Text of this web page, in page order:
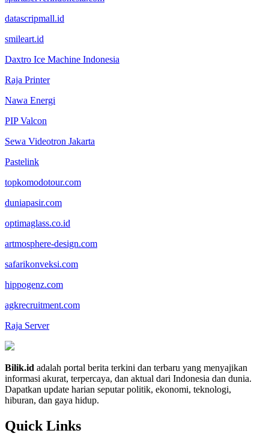
datascripmall.id
smileart.id
Daxtro Ice Machine Indonesia
Raja Printer
Nawa Energi
PIP Valcon
Sewa Videotron Jakarta
Pastelink
topkomodotour.com
duniapasir.com
optimaglass.co.id
artmosphere-design.com
safarikonveksi.com
hippogenz.com
agkrecruitment.com
Raja Server
Bilik.id adalah portal berita terkini dan terbaru yang menyajikan
informasi akurat, terpercaya, dan aktual dari Indonesia dan dunia.
Dapatkan update harian seputar politik, ekonomi, teknologi,
hiburan, dan gaya hidup.
Quick Links